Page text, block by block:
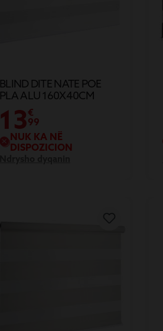
BLIND DITE NATE POE
PLA ALU 160X40CM
13€
99
NUK KA NË
DISPOZICION